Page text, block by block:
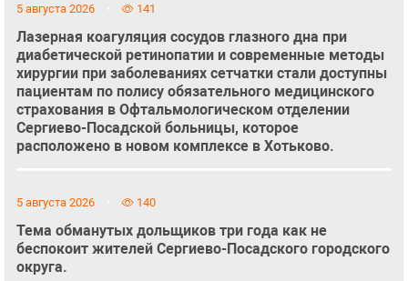
5 августа 2026 141
Лазерная коагуляция сосудов глазного дна при
диабетической ретинопатии и современные методы
хирургии при заболеваниях сетчатки стали доступны
пациентам по полису обязательного медицинского
страхования в Офтальмологическом отделении
Сергиево-Посадской больницы, которое
расположено в новом комплексе в Хотьково.
5 августа 2026 140
Тема обманутых дольщиков три года как не
беспокоит жителей Сергиево-Посадского городского
округа.